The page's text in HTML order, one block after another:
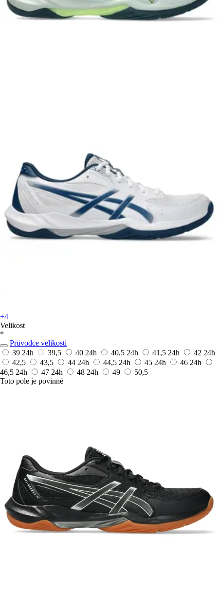
+4
Velikost
*
Průvodce velikostí
39 24h 39,5 40 24h 40,5 24h 41,5 24h 42 24h
42,5
43,5 44 24h 44,5 24h 45 24h 46 24h
46,5 24h 47 24h 48 24h 49
50,5
Toto pole je povinné